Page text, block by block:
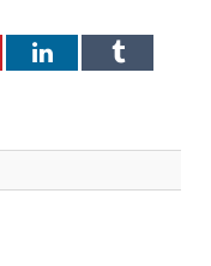
LinkedInTumblr